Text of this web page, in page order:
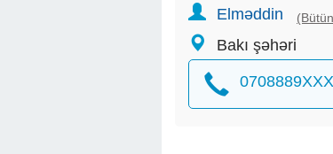
bəpası
Proqramist tərəfindən
isdənilən Proqramların
Kamera Xəttlərinin
DVR NVR yaddaşın
şifrələrin bərpası və bu
Elməddin
Bakı şəhəri
0708889XXX